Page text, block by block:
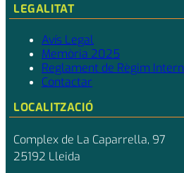
LEGALITAT
Avís Legal
Memòria 2025
Reglament de Règim Intern
Contactar
LOCALITZACIÓ
Complex de La Caparrella, 97
25192 Lleida